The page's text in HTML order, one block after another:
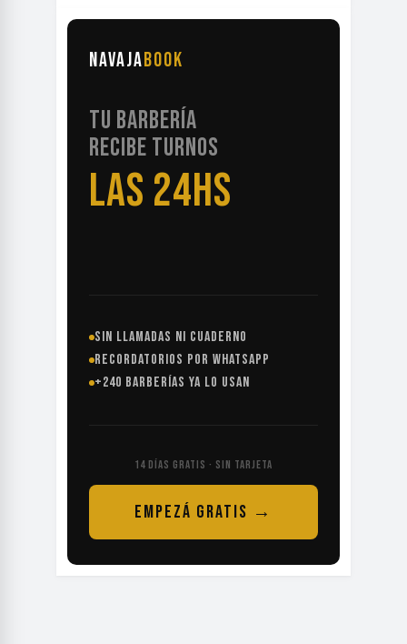
NAVAJABOOK
TU BARBERÍA
RECIBE TURNOS
LAS 24HS
SIN LLAMADAS NI CUADERNO
RECORDATORIOS POR WHATSAPP
+240 BARBERÍAS YA LO USAN
14 DÍAS GRATIS · SIN TARJETA
EMPEZÁ GRATIS →